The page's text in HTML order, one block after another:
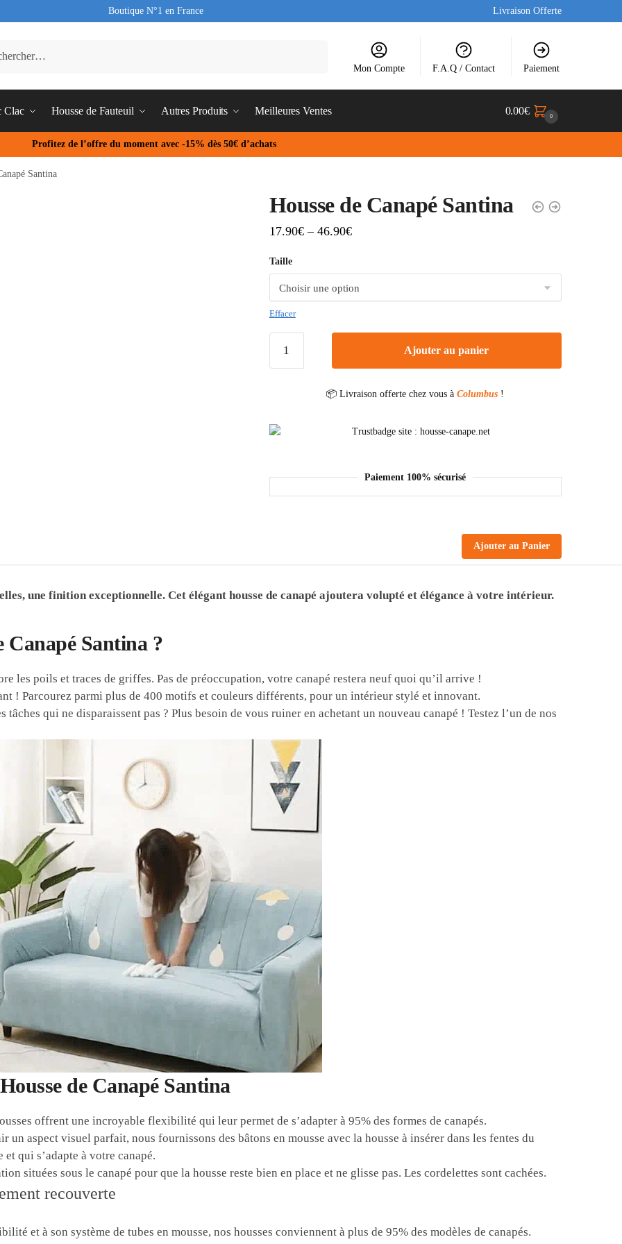
Boutique N°1 en France Livraison Offerte
Mon Compte F.A.Q / Contact Paiement
Clac Housse de Fauteuil Autres Produits Meilleures Ventes 0.00€ 0
Profitez de l’offre du moment avec -15% dès 50€ d’achats
Santina
Housse de Canapé Santina
17.90€– 46.90€
Taille
Effacer
Ajouter au panier
📦 Livraison offerte chez vous àColumbus !
Paiement 100% sécurisé
Ajouter au Panier
une finition exceptionnelle. Cet élégant housse de canapé ajoutera volupté et élégance à votre intérieur.
Canapé Santina ?
les poils et traces de griffes. Pas de préoccupation, votre canapé restera neuf quoi qu’il arrive !
! Parcourez parmi plus de 400 motifs et couleurs différents, pour un intérieur stylé et innovant.
tâches qui ne disparaissent pas ? Plus besoin de vous ruiner en achetant un nouveau canapé ! Testez l’un de nos
de Canapé Santina
offrent une incroyable flexibilité qui leur permet de s’adapter à 95% des formes de canapés.
un aspect visuel parfait, nous fournissons des bâtons en mousse avec la housse à insérer dans les fentes du
qui s’adapte à votre canapé.
situées sous le canapé pour que la housse reste bien en place et ne glisse pas. Les cordelettes sont cachées.
et à son système de tubes en mousse, nos housses conviennent à plus de 95% des modèles de canapés.